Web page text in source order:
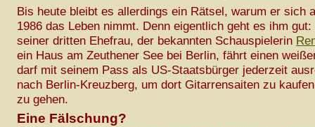
Bis heute bleibt es allerdings ein Rätsel, warum er sich
1986 das Leben nimmt. Denn eigentlich geht es ihm
seiner dritten Ehefrau, der bekannten Schauspielerin
ein Haus am Zeuthener See bei Berlin, fährt einen
darf mit seinem Pass als US-Staatsbürger jederzeit
nach Berlin-Kreuzberg, um dort Gitarrensaiten zu
zu gehen.
Eine Fälschung?